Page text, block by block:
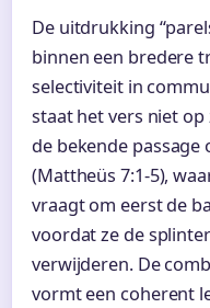
De uitdrukking
binnen een bredere
selectiviteit in
staat het vers niet
de bekende
(Mattheüs 7:1-5),
vraagt om eerst de
voordat ze de
verwijderen. De
vormt een coherent